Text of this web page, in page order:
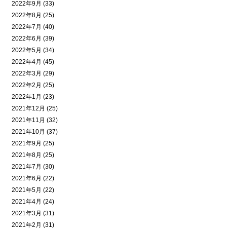
2022年9月 (33)
2022年8月 (25)
2022年7月 (40)
2022年6月 (39)
2022年5月 (34)
2022年4月 (45)
2022年3月 (29)
2022年2月 (25)
2022年1月 (23)
2021年12月 (25)
2021年11月 (32)
2021年10月 (37)
2021年9月 (25)
2021年8月 (25)
2021年7月 (30)
2021年6月 (22)
2021年5月 (22)
2021年4月 (24)
2021年3月 (31)
2021年2月 (31)